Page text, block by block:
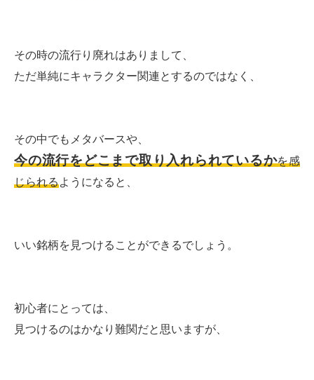
その時の流行り廃れはありまして、
ただ単純にキャラクター関連とするのではなく、
その中でもメタバースや、
今の流行をどこまで取り入れられているかを感
じられるようになると、
いい銘柄を見つけることができるでしょう。
初心者にとっては、
見つけるのはかなり難関だと思いますが、